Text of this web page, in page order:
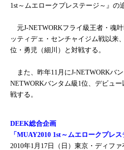
1st～ムエロークプレステージ～』の
元J-NETWORKフライ級王者・魂
ッティデェ・センチャイジム戦以来
位・勇児（細川）と対戦する。
また、昨年11月 にJ-NETWORKバ
NETWORKバンタム級1位、デビュー
戦する。
DEEK総合企画
「MUAY2010 1st～ムエロークプレ
2010年1月17日（日）東京・ディファ